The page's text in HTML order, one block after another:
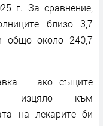
г. За сравнение,
близо 3,7
общо около 240,7
– ако същите
изцяло към
на лекарите би